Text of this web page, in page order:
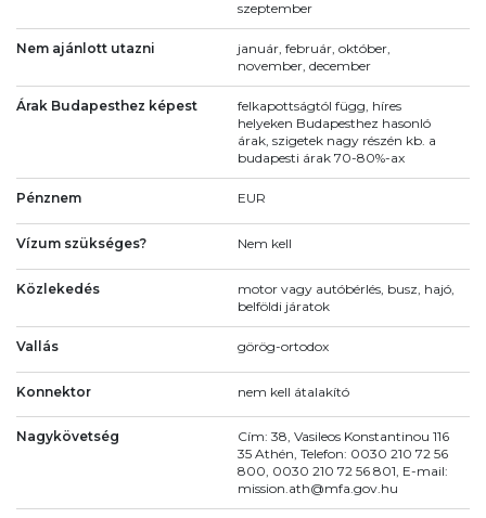
szeptember
Nem ajánlott utazni
január, február, október,
november, december
Árak Budapesthez képest
felkapottságtól függ, híres
helyeken Budapesthez hasonló
árak, szigetek nagy részén kb. a
budapesti árak 70-80%-ax
Pénznem EUR
Vízum szükséges? Nem kell
Közlekedés
motor vagy autóbérlés, busz, hajó,
belföldi járatok
Vallás görög-ortodox
Konnektor nem kell átalakító
Nagykövetség
Cím: 38, Vasileos Konstantinou 116
35 Athén, Telefon: 0030 210 72 56
800, 0030 210 72 56 801, E-mail:
mission.ath@mfa.gov.hu